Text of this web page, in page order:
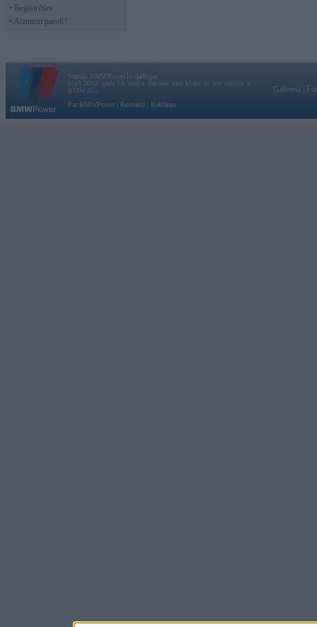
• Reģistrēties
• Aizmirsi paroli?
Vortāls BMWPower.lv darbojas
kopš 2002. gada 14. maija. Tas nav auto klubs un nav saistīts ar
BMW AG.
Par BMWPower
Kontakti Reklāma
Galvena